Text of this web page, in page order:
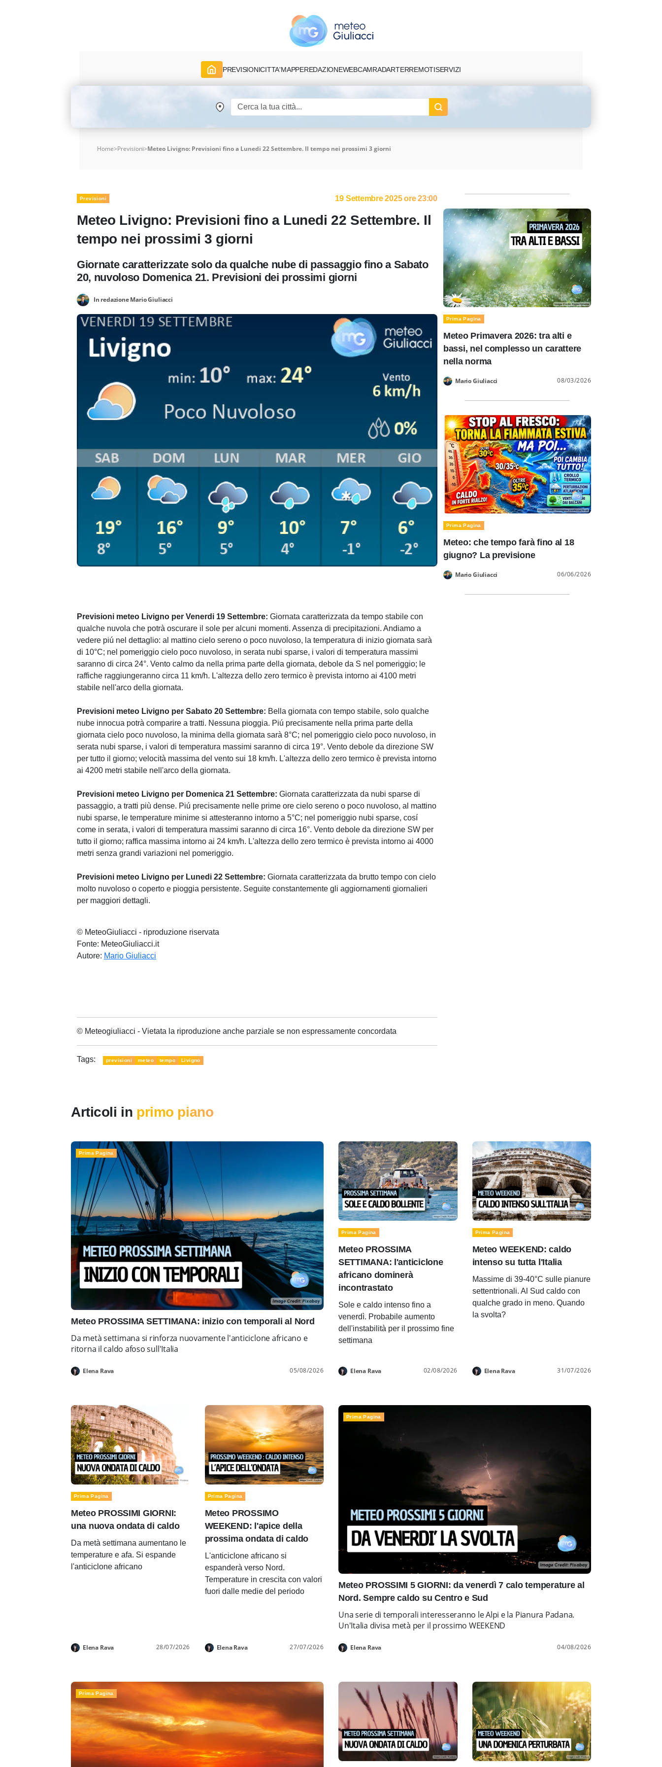
PREVISIONICITTA'MAPPEREDAZIONEWEBCAMRADARTERREMOTISERVIZI
Home>Previsioni>Meteo Livigno: Previsioni fino a Lunedi 22 Settembre. Il tempo nei prossimi 3 giorni
Previsioni 19 Settembre 2025 ore 23:00
Meteo Livigno: Previsioni fino a Lunedi 22 Settembre. Il
tempo nei prossimi 3 giorni
Giornate caratterizzate solo da qualche nube di passaggio fino a Sabato
20, nuvoloso Domenica 21. Previsioni dei prossimi giorni
In redazione Mario Giuliacci
Previsioni meteo Livigno per Venerdi 19 Settembre: Giornata caratterizzata da tempo stabile con
qualche nuvola che potrà oscurare il sole per alcuni momenti. Assenza di precipitazioni. Andiamo a
vedere piú nel dettaglio: al mattino cielo sereno o poco nuvoloso, la temperatura di inizio giornata sarà
di 10°C; nel pomeriggio cielo poco nuvoloso, in serata nubi sparse, i valori di temperatura massimi
saranno di circa 24°. Vento calmo da nella prima parte della giornata, debole da S nel pomeriggio; le
raffiche raggiungeranno circa 11 km/h. L'altezza dello zero termico è prevista intorno ai 4100 metri
stabile nell'arco della giornata.
Previsioni meteo Livigno per Sabato 20 Settembre: Bella giornata con tempo stabile, solo qualche
nube innocua potrà comparire a tratti. Nessuna pioggia. Piú precisamente nella prima parte della
giornata cielo poco nuvoloso, la minima della giornata sarà 8°C; nel pomeriggio cielo poco nuvoloso, in
serata nubi sparse, i valori di temperatura massimi saranno di circa 19°. Vento debole da direzione SW
per tutto il giorno; velocità massima del vento sui 18 km/h. L'altezza dello zero termico è prevista intorno
ai 4200 metri stabile nell'arco della giornata.
Previsioni meteo Livigno per Domenica 21 Settembre: Giornata caratterizzata da nubi sparse di
passaggio, a tratti più dense. Piú precisamente nelle prime ore cielo sereno o poco nuvoloso, al mattino
nubi sparse, le temperature minime si attesteranno intorno a 5°C; nel pomeriggio nubi sparse, cosí
come in serata, i valori di temperatura massimi saranno di circa 16°. Vento debole da direzione SW per
tutto il giorno; raffica massima intorno ai 24 km/h. L'altezza dello zero termico è prevista intorno ai 4000
metri senza grandi variazioni nel pomeriggio.
Previsioni meteo Livigno per Lunedi 22 Settembre: Giornata caratterizzata da brutto tempo con cielo
molto nuvoloso o coperto e pioggia persistente. Seguite constantemente gli aggiornamenti giornalieri
per maggiori dettagli.
© MeteoGiuliacci - riproduzione riservata
Fonte: MeteoGiuliacci.it
Autore: Mario Giuliacci
© Meteogiuliacci - Vietata la riproduzione anche parziale se non espressamente concordata
Tags: previsioni meteo tempo Livigno
Prima Pagina
Meteo Primavera 2026: tra alti e
bassi, nel complesso un carattere
nella norma
Mario Giuliacci 08/03/2026
Prima Pagina
Meteo: che tempo farà fino al 18
giugno? La previsione
Mario Giuliacci 06/06/2026
Articoli in primo piano
Prima Pagina
Meteo PROSSIMA SETTIMANA: inizio con temporali al Nord
Da metà settimana si rinforza nuovamente l'anticiclone africano e
ritorna il caldo afoso sull'Italia
Elena Rava 05/08/2026
Prima Pagina
Meteo PROSSIMA
SETTIMANA: l'anticiclone
africano dominerà
incontrastato
Sole e caldo intenso fino a
venerdì. Probabile aumento
dell'instabilità per il prossimo fine
settimana
Elena Rava 02/08/2026
Prima Pagina
Meteo WEEKEND: caldo
intenso su tutta l'Italia
Massime di 39-40°C sulle pianure
settentrionali. Al Sud caldo con
qualche grado in meno. Quando
la svolta?
Elena Rava 31/07/2026
Prima Pagina
Meteo PROSSIMI GIORNI:
una nuova ondata di caldo
Da metà settimana aumentano le
temperature e afa. Si espande
l'anticiclone africano
Elena Rava 28/07/2026
Prima Pagina
Meteo PROSSIMO
WEEKEND: l'apice della
prossima ondata di caldo
L'anticiclone africano si
espanderà verso Nord.
Temperature in crescita con valori
fuori dalle medie del periodo
Elena Rava 27/07/2026
Prima Pagina
Meteo PROSSIMI 5 GIORNI: da venerdì 7 calo temperature al
Nord. Sempre caldo su Centro e Sud
Una serie di temporali interesseranno le Alpi e la Pianura Padana.
Un'Italia divisa metà per il prossimo WEEKEND
Elena Rava 04/08/2026
Prima Pagina